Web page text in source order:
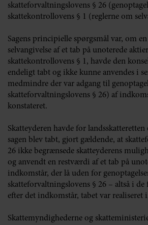
skatteforvaltningslovens § 26
skattekontrollovens § 1 (reglerne om
Sagens principielle spørgsmål var, om
selvangivelse af et tab på unoterede
skattekontrollovens § 1, havde den
endeligt tabt og ikke kunne anvendes i
medmindre der var adgang til
skatteforvaltningslovens § 26) af
konstateret.
Skatteyderen havde for
sagen blev tabt, gjort gældende, at
26 ikke begrænsede skatteyderens
og anvendt en restværdi af et tab på
indkomstår, der lå uden for
skatteforvaltningslovens § 26 – altså i
efter det indkomstår, tabet var realiseret
Skattemyndighederne og